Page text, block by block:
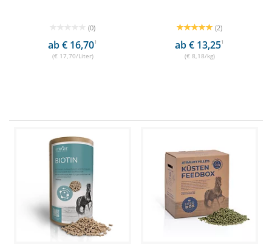
(0)
ab € 16,701
(€ 17,70/Liter)
(2)
ab € 13,251
(€ 8,18/kg)